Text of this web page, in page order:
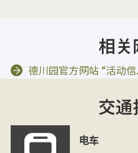
相关
德川园官方网站 “活动
交通
电车